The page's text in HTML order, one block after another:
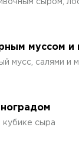
сыром,
муссом и
мусс, салями и
сыра